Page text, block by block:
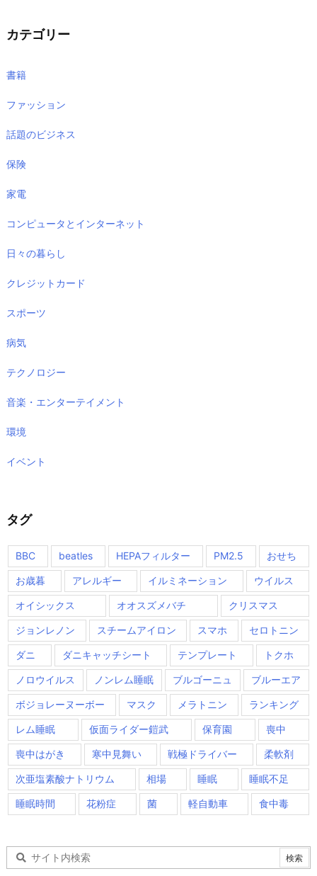
カテゴリー
書籍
ファッション
話題のビジネス
保険
家電
コンピュータとインターネット
日々の暮らし
クレジットカード
スポーツ
病気
テクノロジー
音楽・エンターテイメント
環境
イベント
タグ
BBC beatles HEPAフィルター PM2.5 おせち
お歳暮 アレルギー イルミネーション ウイルス
オイシックス オオスズメバチ クリスマス
ジョンレノン スチームアイロン スマホ セロトニン
ダニ ダニキャッチシート テンプレート トクホ
ノロウイルス ノンレム睡眠 ブルゴーニュ ブルーエア
ボジョレーヌーボー マスク メラトニン ランキング
レム睡眠 仮面ライダー鎧武 保育園 喪中
喪中はがき 寒中見舞い 戦極ドライバー 柔軟剤
次亜塩素酸ナトリウム 相場 睡眠 睡眠不足
睡眠時間 花粉症 菌 軽自動車 食中毒